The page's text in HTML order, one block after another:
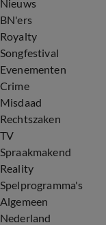
Nieuws
BN'ers
Royalty
Songfestival
Evenementen
Crime
Misdaad
Rechtszaken
TV
Spraakmakend
Reality
Spelprogramma's
Algemeen
Nederland